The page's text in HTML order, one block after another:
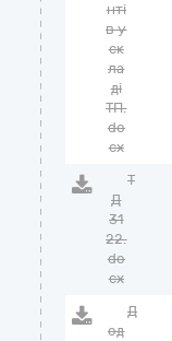
нті
в у
ск
ла
ді
ТП.
do
cx
Т
Д
31
22.
do
cx
Д
од